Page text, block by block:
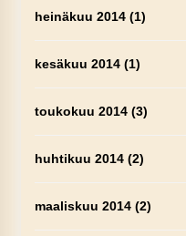
heinäkuu 2014(1)
kesäkuu 2014(1)
toukokuu 2014(3)
huhtikuu 2014(2)
maaliskuu 2014(2)